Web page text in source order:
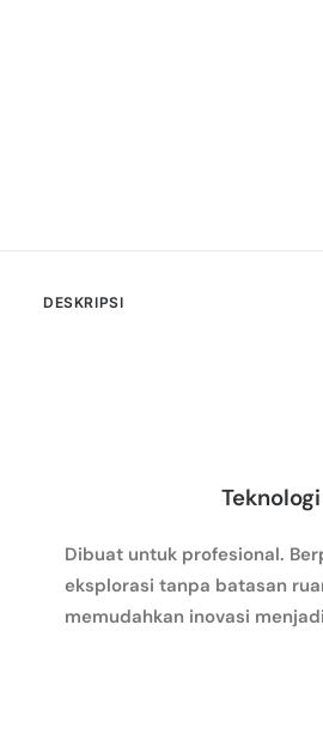
DESKRIPSI
Dibuat untuk profesional.
eksplorasi tanpa batasan
memudahkan inovasi